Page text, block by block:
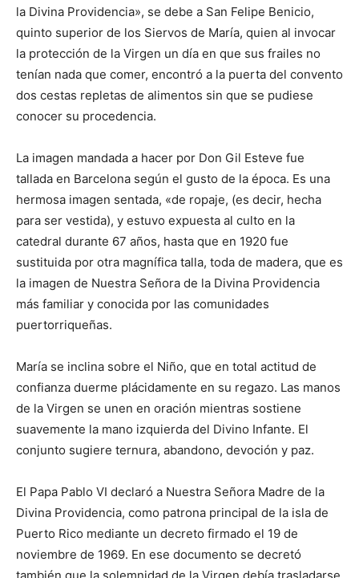
la Divina Providencia», se debe a San Felipe Benicio,
quinto superior de los Siervos de María, quien al invocar
la protección de la Virgen un día en que sus frailes no
tenían nada que comer, encontró a la puerta del convento
dos cestas repletas de alimentos sin que se pudiese
conocer su procedencia.
La imagen mandada a hacer por Don Gil Esteve fue
tallada en Barcelona según el gusto de la época. Es una
hermosa imagen sentada, «de ropaje, (es decir, hecha
para ser vestida), y estuvo expuesta al culto en la
catedral durante 67 años, hasta que en 1920 fue
sustituida por otra magnífica talla, toda de madera, que es
la imagen de Nuestra Señora de la Divina Providencia
más familiar y conocida por las comunidades
puertorriqueñas.
María se inclina sobre el Niño, que en total actitud de
confianza duerme plácidamente en su regazo. Las manos
de la Virgen se unen en oración mientras sostiene
suavemente la mano izquierda del Divino Infante. El
conjunto sugiere ternura, abandono, devoción y paz.
El Papa Pablo VI declaró a Nuestra Señora Madre de la
Divina Providencia, como patrona principal de la isla de
Puerto Rico mediante un decreto firmado el 19 de
noviembre de 1969. En ese documento se decretó